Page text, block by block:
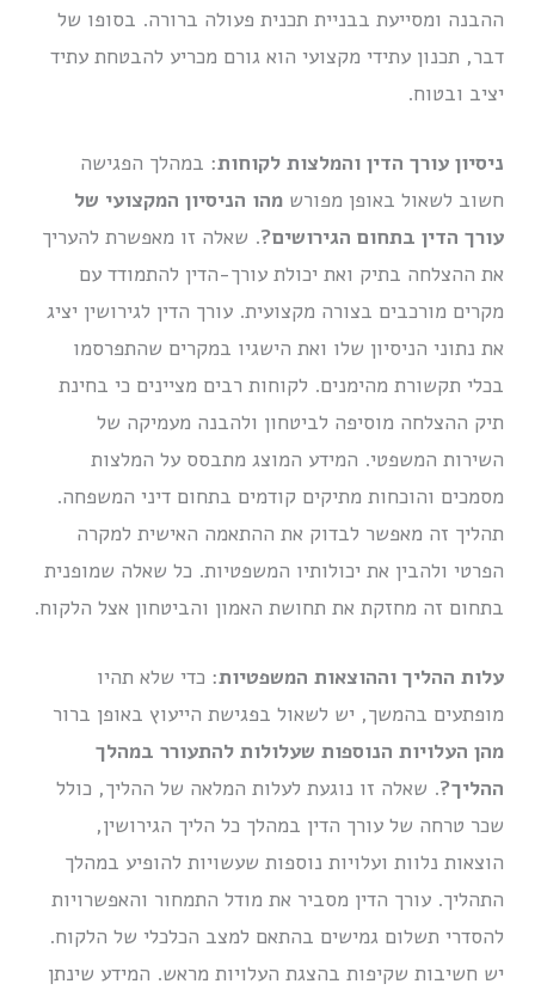
ההבנה ומסייעת בבניית תכנית פעולה ברורה. בסופו של
דבר, תכנון עתידי מקצועי הוא גורם מכריע להבטחת עתיד
יציב ובטוח.
ניסיון עורך הדין והמלצות לקוחות: במהלך הפגישה
חשוב לשאול באופן מפורשמהו הניסיון המקצועי של
עורך הדין בתחום הגירושים?. שאלה זו מאפשרת להעריך
את ההצלחה בתיק ואת יכולת עורך-הדין להתמודד עם
מקרים מורכבים בצורה מקצועית. עורך הדין לגירושין יציג
את נתוני הניסיון שלו ואת הישגיו במקרים שהתפרסמו
בכלי תקשורת מהימנים. לקוחות רבים מציינים כי בחינת
תיק ההצלחה מוסיפה לביטחון ולהבנה מעמיקה של
השירות המשפטי. המידע המוצג מתבסס על המלצות
מסמכים והוכחות מתיקים קודמים בתחום דיני המשפחה.
תהליך זה מאפשר לבדוק את ההתאמה האישית למקרה
הפרטי ולהבין את יכולותיו המשפטיות. כל שאלה שמופנית
בתחום זה מחזקת את תחושת האמון והביטחון אצל הלקוח.
עלות ההליך וההוצאות המשפטיות: כדי שלא תהיו
מופתעים בהמשך, יש לשאול בפגישת הייעוץ באופן ברור
מהן העלויות הנוספות שעלולות להתעורר במהלך
ההליך?. שאלה זו נוגעת לעלות המלאה של ההליך, כולל
שכר טרחה של עורך הדין במהלך כל הליך הגירושין,
הוצאות נלוות ועלויות נוספות שעשויות להופיע במהלך
התהליך. עורך הדין מסביר את מודל התמחור והאפשרויות
להסדרי תשלום גמישים בהתאם למצב הכלכלי של הלקוח.
יש חשיבות שקיפות בהצגת העלויות מראש. המידע שינתן